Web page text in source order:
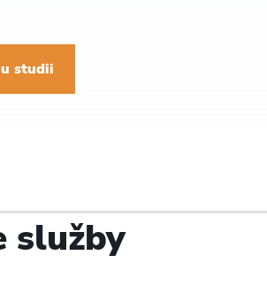
studii
služby